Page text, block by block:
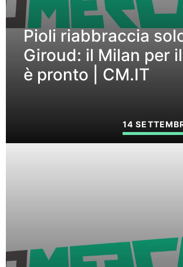
Pioli riabbraccia
Giroud: il Milan per
è pronto | CM.IT
14